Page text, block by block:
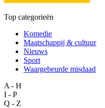
Top categorieën
Komedie
Maatschappij & cultuur
Nieuws
Sport
Waargebeurde misdaad
A - H
I - P
Q - Z